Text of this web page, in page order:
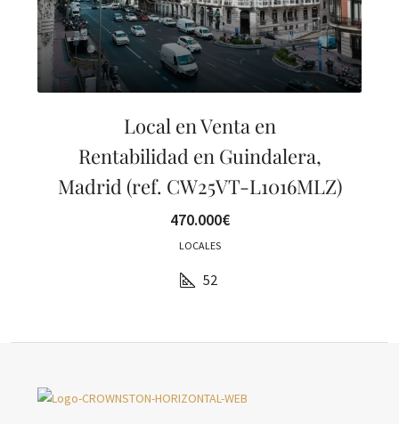
Local en Venta en
Rentabilidad en Guindalera,
Madrid (ref. CW25VT-L1016MLZ)
470.000€
LOCALES
52